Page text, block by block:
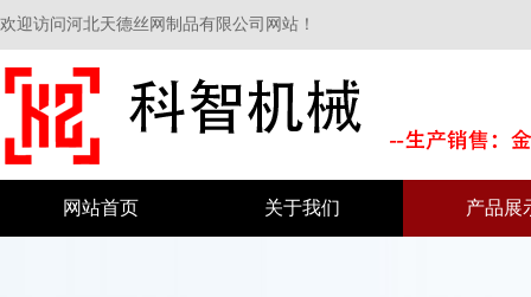
欢迎访问河北天德丝网制品有限公司网站！
网站首页 关于我们 产品展